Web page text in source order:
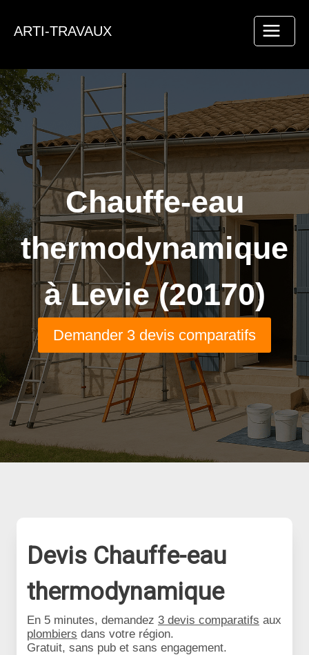
ARTI-TRAVAUX
Chauffe-eau
thermodynamique
à Levie (20170)
Demander 3 devis comparatifs
Devis Chauffe-eau
thermodynamique
En 5 minutes, demandez 3 devis comparatifs aux
plombiers dans votre région.
Gratuit, sans pub et sans engagement.